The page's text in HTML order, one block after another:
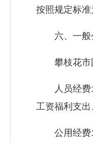
按照规定标准
六、一般
攀枝花市国
人员经费
工资福利支出
公用经费